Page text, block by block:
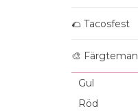
🌮 Tacosfest
🎨 Färgteman
Gul
Röd